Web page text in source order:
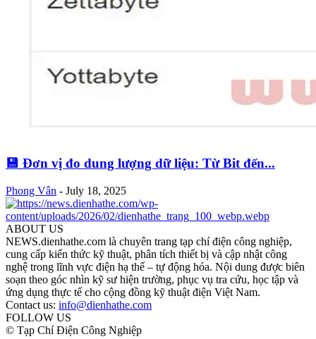
💾 Đơn vị đo dung lượng dữ liệu: Từ Bit đến...
Phong Vân - July 18, 2025
ABOUT US
NEWS.dienhathe.com là chuyên trang tạp chí điện công nghiệp,
cung cấp kiến thức kỹ thuật, phân tích thiết bị và cập nhật công
nghệ trong lĩnh vực điện hạ thế – tự động hóa. Nội dung được biên
soạn theo góc nhìn kỹ sư hiện trường, phục vụ tra cứu, học tập và
ứng dụng thực tế cho cộng đồng kỹ thuật điện Việt Nam.
Contact us: info@dienhathe.com
FOLLOW US
© Tạp Chí Điện Công Nghiệp